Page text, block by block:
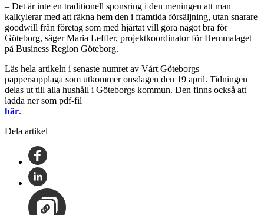
– Det är inte en traditionell sponsring i den meningen att man
kalkylerar med att räkna hem den i framtida försäljning, utan snarare
goodwill från företag som med hjärtat vill göra något bra för
Göteborg, säger Maria Leffler, projektkoordinator för Hemmalaget
på Business Region Göteborg.
Läs hela artikeln i senaste numret av Vårt Göteborgs
pappersupplaga som utkommer onsdagen den 19 april. Tidningen
delas ut till alla hushåll i Göteborgs kommun. Den finns också att
ladda ner som pdf-fil
här.
Dela artikel